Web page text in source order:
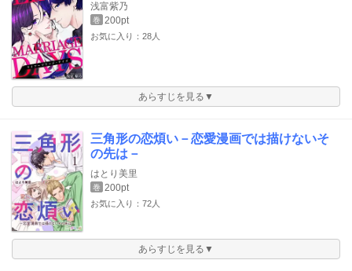
浅富紫乃
巻 200pt
お気に入り：28人
あらすじを見る▼
三角形の恋煩い－恋愛漫画では描けないそ
の先は－
はとり美里
巻 200pt
お気に入り：72人
あらすじを見る▼